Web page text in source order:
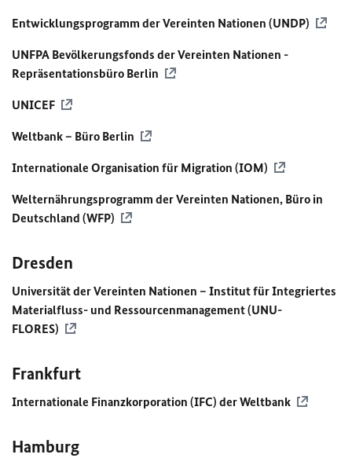
Entwicklungsprogramm der Vereinten Nationen (UNDP)
UNFPA Bevölkerungsfonds der Vereinten Nationen -
Repräsentationsbüro Berlin
UNICEF
Weltbank – Büro Berlin
Internationale Organisation für Migration (IOM)
Welternährungsprogramm der Vereinten Nationen, Büro in
Deutschland (WFP)
Dresden
Universität der Vereinten Nationen – Institut für Integriertes
Materialfluss- und Ressourcenmanagement (UNU-
FLORES)
Frankfurt
Internationale Finanzkorporation (IFC) der Weltbank
Hamburg